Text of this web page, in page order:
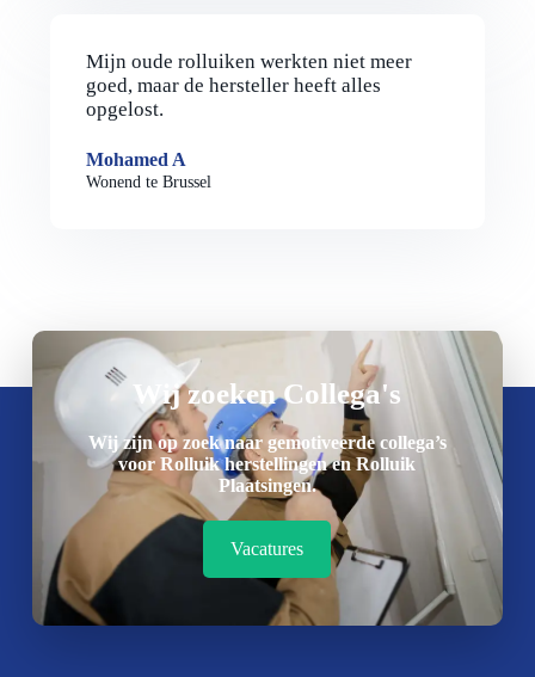
Mijn oude rolluiken werkten niet meer
goed, maar de hersteller heeft alles
opgelost.
Mohamed A
Wonend te Brussel
Wij zoeken Collega's
Wij zijn op zoek naar gemotiveerde collega’s
voor Rolluik herstellingen en Rolluik
Plaatsingen.
Vacatures